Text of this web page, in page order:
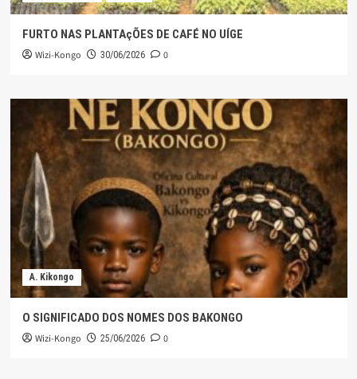
FURTO NAS PLANTAçÕES DE CAFÉ NO UÍGE
Wizi-Kongo 30/06/2026 0
A. Kikongo
O SIGNIFICADO DOS NOMES DOS BAKONGO
Wizi-Kongo 25/06/2026 0